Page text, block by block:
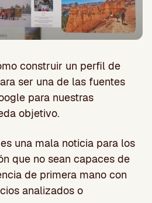
construir un perfil de
ser una de las fuentes
para nuestras
objetivo.
una mala noticia para los
que no sean capaces de
de primera mano con
analizados o